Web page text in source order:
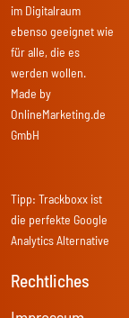
im Digitalraum
ebenso geeignet wie
für alle, die es
werden wollen.
Made by
OnlineMarketing.de
GmbH
Tipp: Trackboxx ist
die perfekte Google
Analytics Alternative
Rechtliches